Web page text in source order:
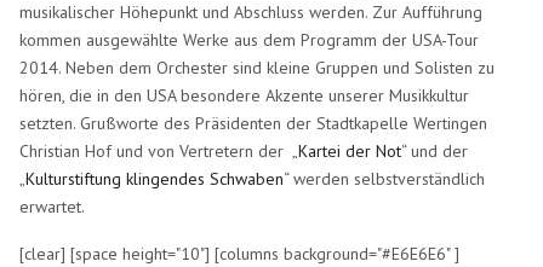
musikalischer Höhepunkt und Abschluss werden. Zur Aufführung
kommen ausgewählte Werke aus dem Programm der USA-Tour
2014. Neben dem Orchester sind kleine Gruppen und Solisten zu
hören, die in den USA besondere Akzente unserer Musikkultur
setzten. Grußworte des Präsidenten der Stadtkapelle Wertingen
Christian Hof und von Vertretern der „Kartei der Not“ und der
„Kulturstiftung klingendes Schwaben“ werden selbstverständlich
erwartet.
[clear] [space height="10"] [columns background="#E6E6E6" ]